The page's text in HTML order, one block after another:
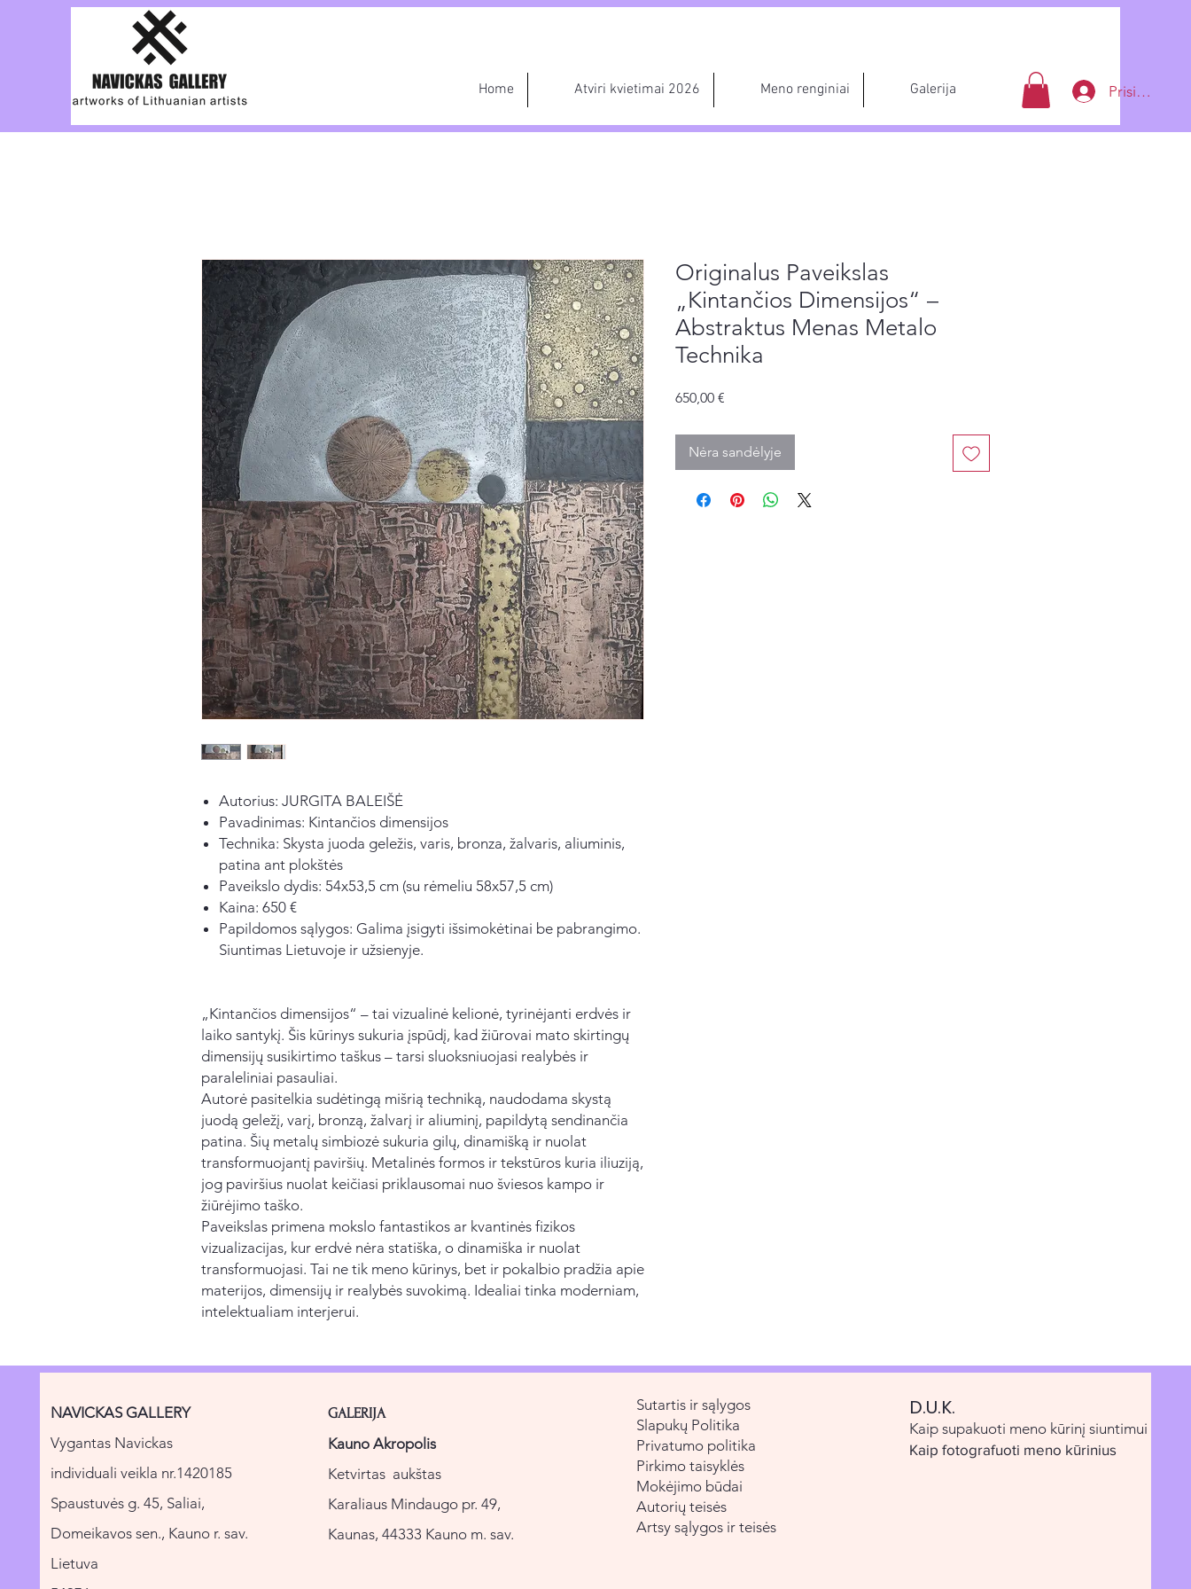
Home Atviri kvietimai 2026 Meno renginiai Galerija Prisijungti
Autorius: JURGITA BALEIŠĖ
Pavadinimas: Kintančios dimensijos
Technika: Skysta juoda geležis, varis, bronza, žalvaris, aliuminis,
patina ant plokštės
Paveikslo dydis: 54x53,5 cm (su rėmeliu 58x57,5 cm)
Kaina: 650 €
Papildomos sąlygos: Galima įsigyti išsimokėtinai be pabrangimo.
Siuntimas Lietuvoje ir užsienyje.
„Kintančios dimensijos“ – tai vizualinė kelionė, tyrinėjanti erdvės ir
laiko santykį. Šis kūrinys sukuria įspūdį, kad žiūrovai mato skirtingų
dimensijų susikirtimo taškus – tarsi sluoksniuojasi realybės ir
paraleliniai pasauliai.
Autorė pasitelkia sudėtingą mišrią techniką, naudodama skystą
juodą geležį, varį, bronzą, žalvarį ir aliuminį, papildytą sendinančia
patina. Šių metalų simbiozė sukuria gilų, dinamišką ir nuolat
transformuojantį paviršių. Metalinės formos ir tekstūros kuria iliuziją,
jog paviršius nuolat keičiasi priklausomai nuo šviesos kampo ir
žiūrėjimo taško.
Paveikslas primena mokslo fantastikos ar kvantinės fizikos
vizualizacijas, kur erdvė nėra statiška, o dinamiška ir nuolat
transformuojasi. Tai ne tik meno kūrinys, bet ir pokalbio pradžia apie
materijos, dimensijų ir realybės suvokimą. Idealiai tinka moderniam,
intelektualiam interjerui.
Originalus Paveikslas
„Kintančios Dimensijos“ –
Abstraktus Menas Metalo
Technika
650,00 €
Nėra sandėlyje
NAVICKAS GALLERY
Vygantas Navickas
individuali veikla nr.1420185
Spaustuvės g. 45, Saliai,
Domeikavos sen., Kauno r. sav.
Lietuva
GALERIJA
Kauno Akropolis
Ketvirtas aukštas
Karaliaus Mindaugo pr. 49,
Kaunas, 44333 Kauno m. sav.
Sutartis ir sąlygos
Slapukų Politika
Privatumo politika
Pirkimo taisyklės
Mokėjimo būdai
Autorių teisės
Artsy sąlygos ir teisės
D.U.K.
Kaip supakuoti meno kūrinį siuntimui
Kaip fotografuoti meno kūrinius